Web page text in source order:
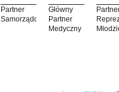
Partner
Samorządowy
Główny
Partner
Medyczny